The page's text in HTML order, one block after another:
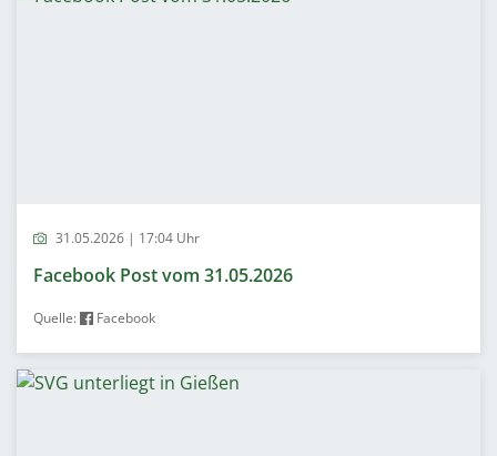
31.05.2026 | 17:04 Uhr
Facebook Post vom 31.05.2026
Quelle: Facebook